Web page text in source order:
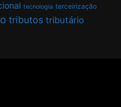
tecnologia terceirização
tributos tributário